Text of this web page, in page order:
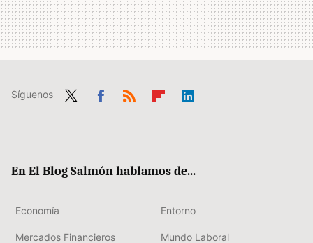
Síguenos
En El Blog Salmón hablamos de...
Economía Entorno
Mercados Financieros Mundo Laboral